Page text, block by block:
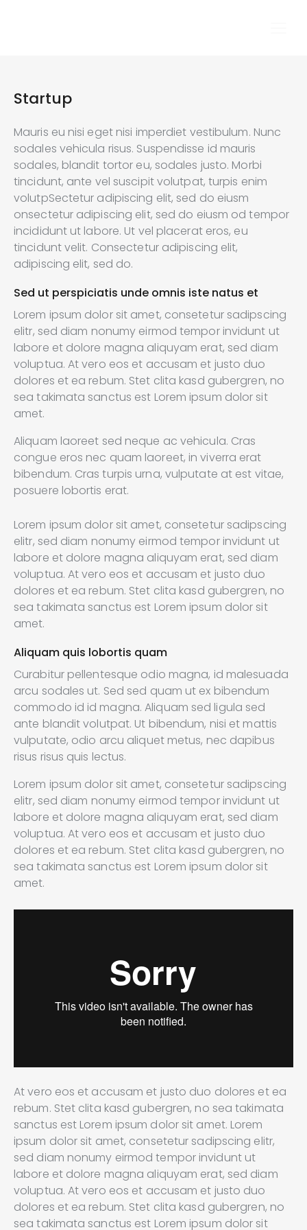
Startup
Mauris eu nisi eget nisi imperdiet vestibulum. Nunc
sodales vehicula risus. Suspendisse id mauris
sodales, blandit tortor eu, sodales justo. Morbi
tincidunt, ante vel suscipit volutpat, turpis enim
volutpSectetur adipiscing elit, sed do eiusm
onsectetur adipiscing elit, sed do eiusm od tempor
incididunt ut labore. Ut vel placerat eros, eu
tincidunt velit. Consectetur adipiscing elit,
adipiscing elit, sed do.
Sed ut perspiciatis unde omnis iste natus et
Lorem ipsum dolor sit amet, consetetur sadipscing
elitr, sed diam nonumy eirmod tempor invidunt ut
labore et dolore magna aliquyam erat, sed diam
voluptua. At vero eos et accusam et justo duo
dolores et ea rebum. Stet clita kasd gubergren, no
sea takimata sanctus est Lorem ipsum dolor sit
amet.
Aliquam laoreet sed neque ac vehicula. Cras
congue eros nec quam laoreet, in viverra erat
bibendum. Cras turpis urna, vulputate at est vitae,
posuere lobortis erat.
Lorem ipsum dolor sit amet, consetetur sadipscing
elitr, sed diam nonumy eirmod tempor invidunt ut
labore et dolore magna aliquyam erat, sed diam
voluptua. At vero eos et accusam et justo duo
dolores et ea rebum. Stet clita kasd gubergren, no
sea takimata sanctus est Lorem ipsum dolor sit
amet.
Aliquam quis lobortis quam
Curabitur pellentesque odio magna, id malesuada
arcu sodales ut. Sed sed quam ut ex bibendum
commodo id id magna. Aliquam sed ligula sed
ante blandit volutpat. Ut bibendum, nisi et mattis
vulputate, odio arcu aliquet metus, nec dapibus
risus risus quis lectus.
Lorem ipsum dolor sit amet, consetetur sadipscing
elitr, sed diam nonumy eirmod tempor invidunt ut
labore et dolore magna aliquyam erat, sed diam
voluptua. At vero eos et accusam et justo duo
dolores et ea rebum. Stet clita kasd gubergren, no
sea takimata sanctus est Lorem ipsum dolor sit
amet.
At vero eos et accusam et justo duo dolores et ea
rebum. Stet clita kasd gubergren, no sea takimata
sanctus est Lorem ipsum dolor sit amet. Lorem
ipsum dolor sit amet, consetetur sadipscing elitr,
sed diam nonumy eirmod tempor invidunt ut
labore et dolore magna aliquyam erat, sed diam
voluptua. At vero eos et accusam et justo duo
dolores et ea rebum. Stet clita kasd gubergren, no
sea takimata sanctus est Lorem ipsum dolor sit